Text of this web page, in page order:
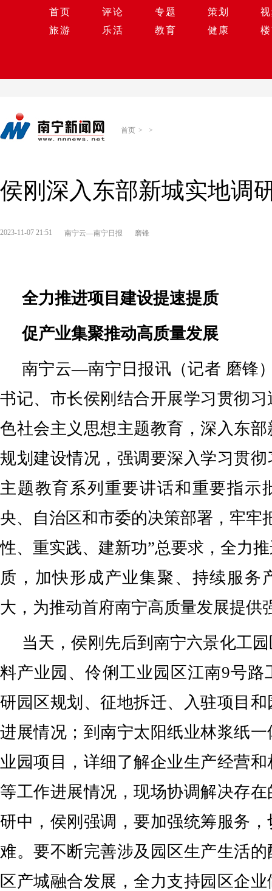
首页 评论 专题 策划
旅游
乐活 教育 健康
首页 > >
侯刚深入东部新城实地调
2023-11-07 21:51 南宁云—南宁日报 磨锋
全力推进项目建设提速提质
促产业集聚推动高质量发展
南宁云—南宁日报讯（记者 磨锋
书记、市长侯刚结合开展学习贯彻
色社会主义思想主题教育，深入东
规划建设情况，强调要深入学习贯
主题教育系列重要讲话和重要指示
央、自治区和市委的决策部署，牢牢
性、重实践、建新功”总要求，全力
质，加快形成产业集聚、持续服务
大，为推动首府南宁高质量发展提供
当天，侯刚先后到南宁六景化工
料产业园、伶俐工业园区江南9号路
研园区规划、征地拆迁、入驻项目
进展情况；到南宁太阳纸业林浆纸
业园项目，详细了解企业生产经营
等工作进展情况，现场协调解决存
研中，侯刚强调，要加强统筹服务
难。要不断完善涉及园区生产生活
区产城融合发展，全力支持园区企